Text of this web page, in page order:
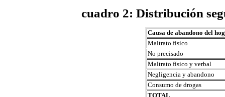
cuadro 2: Distribución
Causa de abandono del
Maltrato físico
No precisado
Maltrato físico y verbal
Negligencia y abandono
Consumo de drogas
TOTAL